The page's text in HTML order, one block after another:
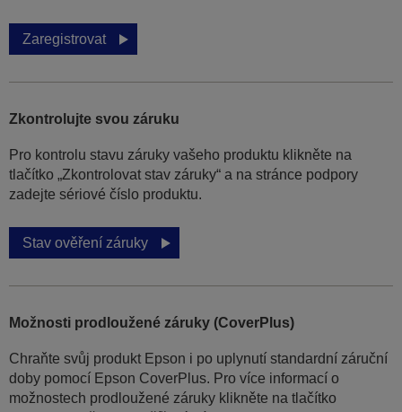
Zaregistrovat
Zkontrolujte svou záruku
Pro kontrolu stavu záruky vašeho produktu klikněte na
tlačítko „Zkontrolovat stav záruky“ a na stránce podpory
zadejte sériové číslo produktu.
Stav ověření záruky
Možnosti prodloužené záruky (CoverPlus)
Chraňte svůj produkt Epson i po uplynutí standardní záruční
doby pomocí Epson CoverPlus. Pro více informací o
možnostech prodloužené záruky klikněte na tlačítko